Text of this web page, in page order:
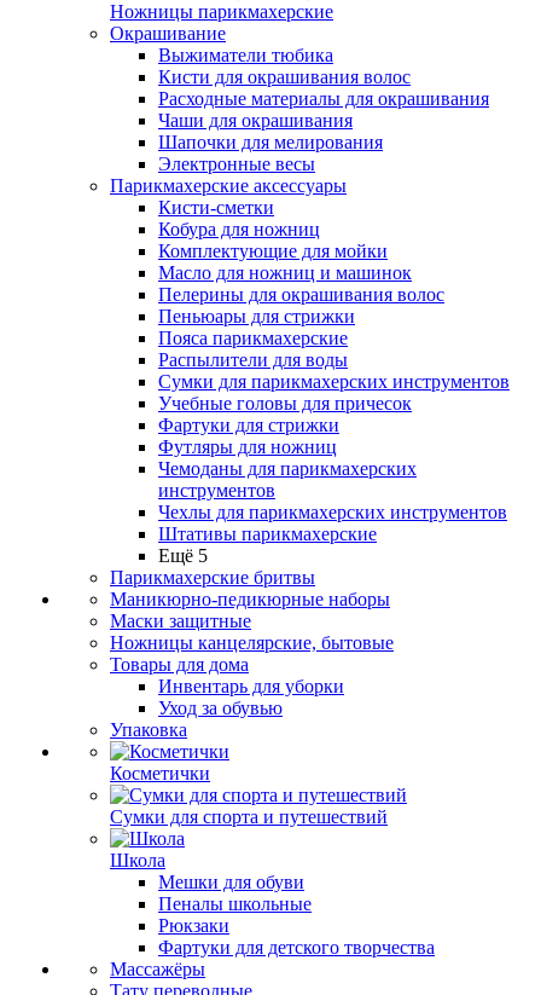
Ножницы парикмахерские
Окрашивание
Выжиматели тюбика
Кисти для окрашивания волос
Расходные материалы для окрашивания
Чаши для окрашивания
Шапочки для мелирования
Электронные весы
Парикмахерские аксессуары
Кисти-сметки
Кобура для ножниц
Комплектующие для мойки
Масло для ножниц и машинок
Пелерины для окрашивания волос
Пеньюары для стрижки
Пояса парикмахерские
Распылители для воды
Сумки для парикмахерских инструментов
Учебные головы для причесок
Фартуки для стрижки
Футляры для ножниц
Чемоданы для парикмахерских
инструментов
Чехлы для парикмахерских инструментов
Штативы парикмахерские
Ещё 5
Парикмахерские бритвы
Маникюрно-педикюрные наборы
Маски защитные
Ножницы канцелярские, бытовые
Товары для дома
Инвентарь для уборки
Уход за обувью
Упаковка
Косметички
Сумки для спорта и путешествий
Школа
Мешки для обуви
Пеналы школьные
Рюкзаки
Фартуки для детского творчества
Массажёры
Тату переводные